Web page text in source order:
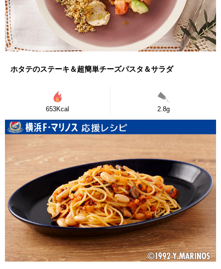
ホタテのステーキ＆超簡単チーズパスタ＆サラダ
653Kcal 2.8g